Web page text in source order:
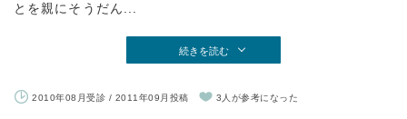
とを親にそうだん...
続きを読む
2010年08月受診 / 2011年09月投稿 3人が参考になった